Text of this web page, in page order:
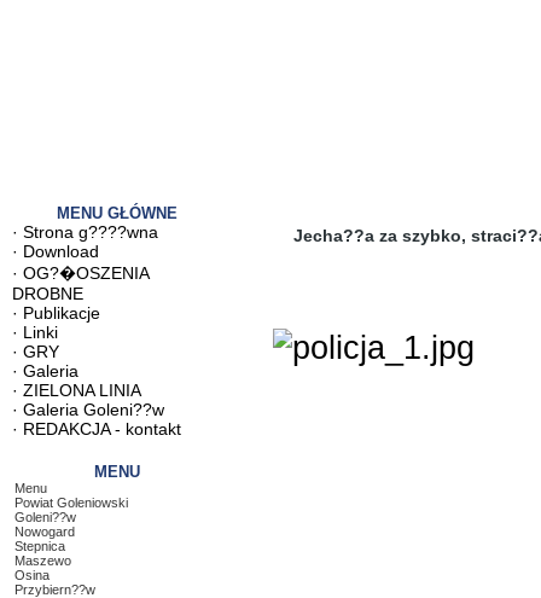
MENU GŁÓWNE
· Strona g????wna
· Download
· OG?�OSZENIA
DROBNE
· Publikacje
· Linki
· GRY
· Galeria
· ZIELONA LINIA
· Galeria Goleni??w
· REDAKCJA - kontakt
MENU
Menu
Powiat Goleniowski
Goleni??w
Nowogard
Stepnica
Maszewo
Osina
Przybiern??w
Jecha??a za szybko,